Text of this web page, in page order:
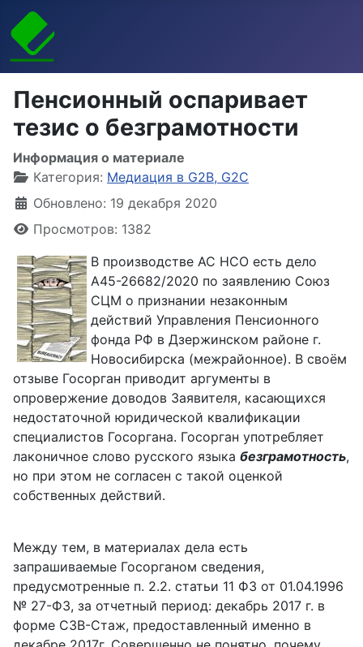
Пенсионный оспаривает
тезис о безграмотности
Информация о материале
Категория: Медиация в G2B, G2С
Обновлено: 19 декабря 2020
Просмотров: 1382
В производстве АС НСО есть дело
А45-26682/2020 по заявлению Союз
СЦМ о признании незаконным
действий Управления Пенсионного
фонда РФ в Дзержинском районе г.
Новосибирска (межрайонное). В своём
отзыве Госорган приводит аргументы в
опровержение доводов Заявителя, касающихся
недостаточной юридической квалификации
специалистов Госоргана. Госорган употребляет
лаконичное слово русского языка безграмотность,
но при этом не согласен с такой оценкой
собственных действий.
Между тем, в материалах дела есть
запрашиваемые Госорганом сведения,
предусмотренные п. 2.2. статьи 11 ФЗ от 01.04.1996
№ 27-ФЗ, за отчетный период: декабрь 2017 г. в
форме СЗВ-Стаж, предоставленный именно в